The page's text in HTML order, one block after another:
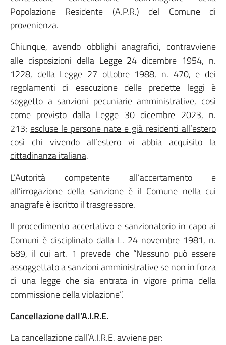
Popolazione Residente (A.P.R.) del Comune di
provenienza.
Chiunque, avendo obblighi anagrafici, contravviene
alle disposizioni della Legge 24 dicembre 1954, n.
1228, della Legge 27 ottobre 1988, n. 470, e dei
regolamenti di esecuzione delle predette leggi è
soggetto a sanzioni pecuniarie amministrative, così
come previsto dalla Legge 30 dicembre 2023, n.
213; escluse le persone nate e già residenti all’estero
così chi vivendo all’estero vi abbia acquisito la
cittadinanza italiana.
L’Autorità competente all’accertamento e
all’irrogazione della sanzione è il Comune nella cui
anagrafe è iscritto il trasgressore.
Il procedimento accertativo e sanzionatorio in capo ai
Comuni è disciplinato dalla L. 24 novembre 1981, n.
689, il cui art. 1 prevede che “Nessuno può essere
assoggettato a sanzioni amministrative se non in forza
di una legge che sia entrata in vigore prima della
commissione della violazione”.
Cancellazione dall’A.I.R.E.
La cancellazione dall’A.I.R.E. avviene per: